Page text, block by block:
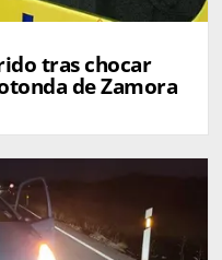
tras chocar
de Zamora